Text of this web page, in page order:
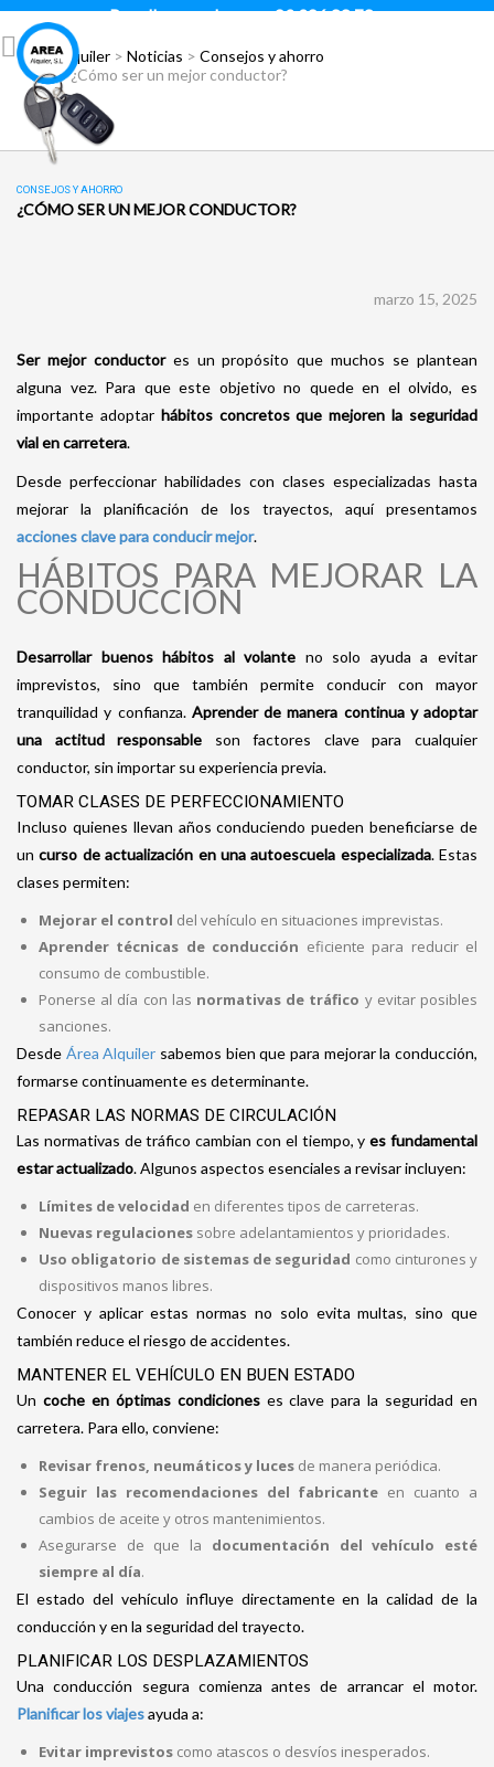
Para llamar pulsar: 93 296 88 78
Área Alquiler> Noticias > Consejos y ahorro
>¿Cómo ser un mejor conductor?
CONSEJOS Y AHORRO
¿CÓMO SER UN MEJOR CONDUCTOR?
marzo 15, 2025
Ser mejor conductores un propósito que muchos se plantean
alguna vez. Para que este objetivo no quede en el olvido, es
importante adoptar hábitos concretos que mejoren la seguridad
vial en carretera.
Desde perfeccionar habilidades con clases especializadas hasta
mejorar la planificación de los trayectos, aquí presentamos
acciones clave para conducir mejor.
HÁBITOS PARA MEJORAR LA
CONDUCCIÓN
Desarrollar buenos hábitos al volante no solo ayuda a evitar
imprevistos, sino que también permite conducir con mayor
tranquilidad y confianza. Aprender de manera continua y adoptar
una actitud responsable son factores clave para cualquier
conductor, sin importar su experiencia previa.
TOMAR CLASES DE PERFECCIONAMIENTO
Incluso quienes llevan años conduciendo pueden beneficiarse de
uncurso de actualización en una autoescuela especializada. Estas
clases permiten:
Mejorar el control del vehículo en situaciones imprevistas.
Aprender técnicas de conducción eficiente para reducir el
consumo de combustible.
Ponerse al día con las normativas de tráfico y evitar posibles
sanciones.
Desde Área Alquiler sabemos bien que para mejorar la conducción,
formarse continuamente es determinante.
REPASAR LAS NORMAS DE CIRCULACIÓN
Las normativas de tráfico cambian con el tiempo, yes fundamental
estar actualizado. Algunos aspectos esenciales a revisar incluyen:
Límites de velocidad en diferentes tipos de carreteras.
Nuevas regulaciones sobre adelantamientos y prioridades.
Uso obligatorio de sistemas de seguridad como cinturones y
dispositivos manos libres.
Conocer y aplicar estas normas no solo evita multas, sino que
también reduce el riesgo de accidentes.
MANTENER EL VEHÍCULO EN BUEN ESTADO
Un coche en óptimas condicioneses clave para la seguridad en
carretera. Para ello, conviene:
Revisar frenos, neumáticos y luces de manera periódica.
Seguir las recomendaciones del fabricante en cuanto a
cambios de aceite y otros mantenimientos.
Asegurarse de que la documentación del vehículo esté
siempre al día.
El estado del vehículo influye directamente en la calidad de la
conducción y en la seguridad del trayecto.
PLANIFICAR LOS DESPLAZAMIENTOS
Una conducción segura comienza antes de arrancar el motor.
Planificar los viajesayuda a:
Evitar imprevistos como atascos o desvíos inesperados.